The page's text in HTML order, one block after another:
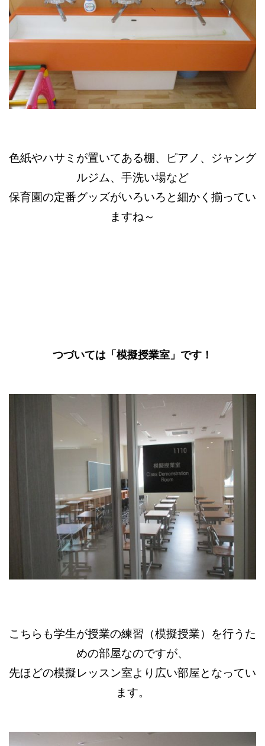
色紙やハサミが置いてある棚、ピアノ、ジャング
ルジム、手洗い場など
保育園の定番グッズがいろいろと細かく揃ってい
ますね～
つづいては「模擬授業室」です！
こちらも学生が授業の練習（模擬授業）を行うた
めの部屋なのですが、
先ほどの模擬レッスン室より広い部屋となってい
ます。